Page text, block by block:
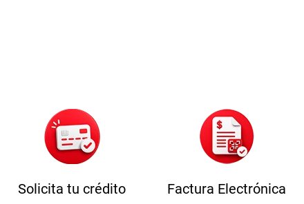
Solicita tu crédito Factura Electrónica